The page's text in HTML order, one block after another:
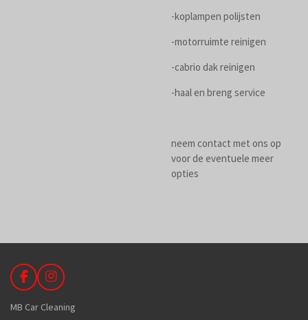
-koplampen polijsten
-motorruimte reinigen
-cabrio dak reinigen
-haal en breng service
neem contact met ons op
voor de eventuele meer
opties
F
a
c
I
n
s
MB Car Cleaning